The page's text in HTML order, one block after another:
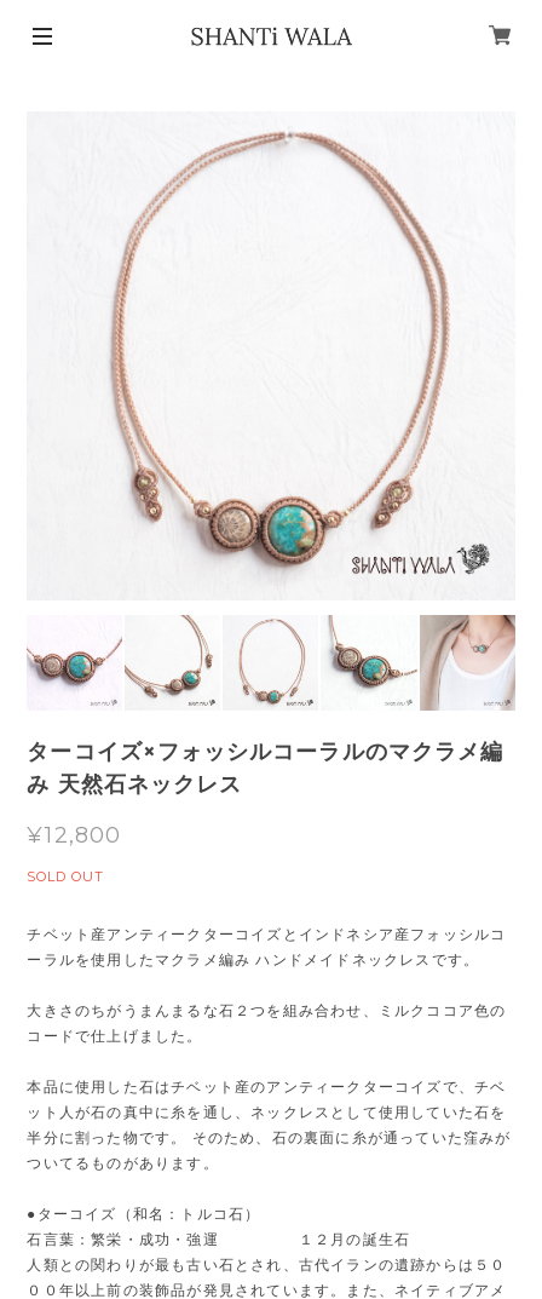
ターコイズ×フォッシルコーラルのマクラメ編
み 天然石ネックレス
¥12,800
SOLD OUT
チベット産アンティークターコイズとインドネシア産フォッシルコ
ーラルを使用したマクラメ編み ハンドメイドネックレスです。
大きさのちがうまんまるな石２つを組み合わせ、ミルクココア色の
コードで仕上げました。
本品に使用した石はチベット産のアンティークターコイズで、チベ
ット人が石の真中に糸を通し、ネックレスとして使用していた石を
半分に割った物です。 そのため、石の裏面に糸が通っていた窪みが
ついてるものがあります。
●ターコイズ（和名：トルコ石）
石言葉：繁栄・成功・強運 １２月の誕生石
人類との関わりが最も古い石とされ、古代イランの遺跡からは５０
００年以上前の装飾品が発見されています。また、ネイティブアメ